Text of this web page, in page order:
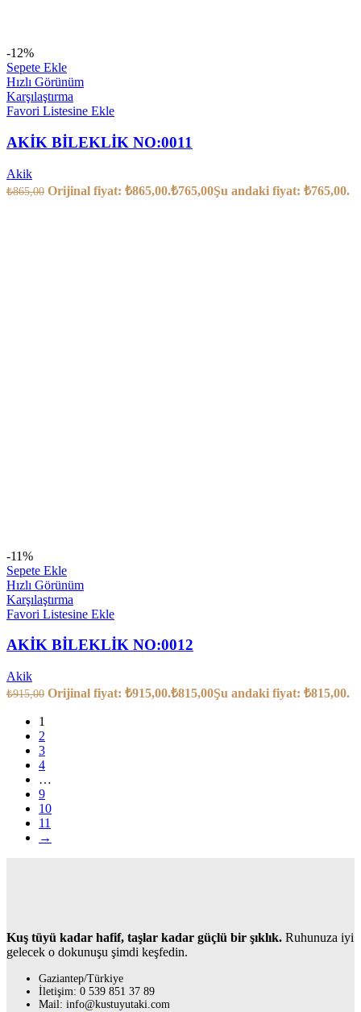
-12%
Sepete Ekle
Hızlı Görünüm
Karşılaştırma
Favori Listesine Ekle
AKİK BİLEKLİK NO:0011
Akik
₺865,00 Orijinal fiyat: ₺865,00.₺765,00Şu andaki fiyat: ₺765,00.
-11%
Sepete Ekle
Hızlı Görünüm
Karşılaştırma
Favori Listesine Ekle
AKİK BİLEKLİK NO:0012
Akik
₺915,00 Orijinal fiyat: ₺915,00.₺815,00Şu andaki fiyat: ₺815,00.
1
2
3
4
…
9
10
11
→
Kuş tüyü kadar hafif, taşlar kadar güçlü bir şıklık. Ruhunuza iyi
gelecek o dokunuşu şimdi keşfedin.
Gaziantep/Türkiye
İletişim: 0 539 851 37 89
Mail: info@kustuyutaki.com